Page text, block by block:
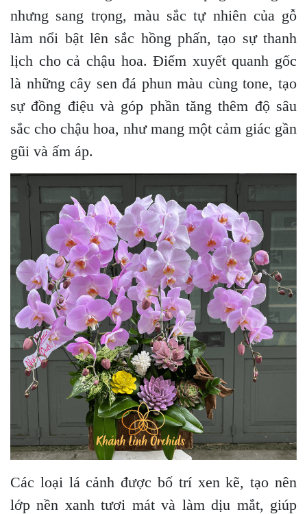
nhưng sang trọng, màu sắc tự nhiên của gỗ
làm nổi bật lên sắc hồng phấn, tạo sự thanh
lịch cho cả chậu hoa. Điểm xuyết quanh gốc
là những cây sen đá phun màu cùng tone, tạo
sự đồng điệu và góp phần tăng thêm độ sâu
sắc cho chậu hoa, như mang một cảm giác gần
gũi và ấm áp.
Các loại lá cảnh được bố trí xen kẽ, tạo nên
lớp nền xanh tươi mát và làm dịu mắt, giúp